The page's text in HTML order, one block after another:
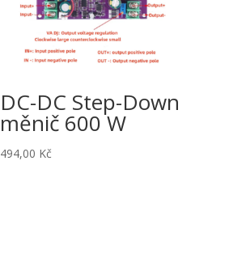
DC-DC Step-Down
měnič 600 W
494,00 Kč